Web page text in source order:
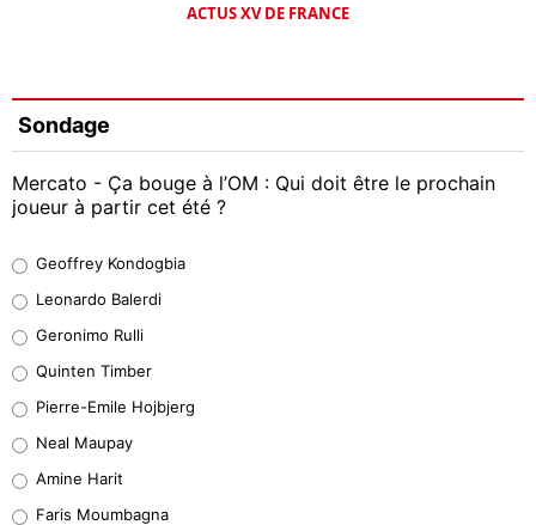
ACTUS XV DE FRANCE
Sondage
Mercato - Ça bouge à l’OM : Qui doit être le prochain
joueur à partir cet été ?
38%
32%
4%
1%
Geoffrey Kondogbia
Leonardo Balerdi
Geronimo Rulli
Quinten Timber
Pierre-Emile Hojbjerg
Neal Maupay
Amine Harit
Faris Moumbagna